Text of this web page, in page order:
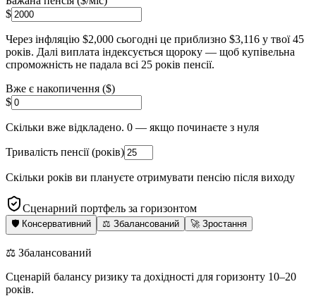
$
Через інфляцію $2,000 сьогодні це приблизно $3,116 у твої45
років. Далі виплата індексується щороку — щоб купівельна
спроможність не падала всі 25 років пенсії.
Вже є накопичення ($)
$
Скільки вже відкладено. 0 — якщо починаєте з нуля
Тривалість пенсії (років)
Скільки років ви плануєте отримувати пенсію після виходу
Сценарний портфель за горизонтом
🛡️ Консервативний ⚖️ Збалансований 🚀 Зростання
⚖️ Збалансований
Сценарій балансу ризику та дохідності для горизонту 10–20
років.